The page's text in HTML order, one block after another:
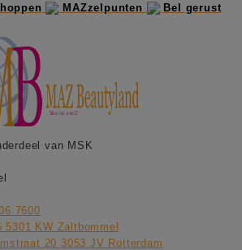
MAZzelpunten
Bel gerust
van MSK
7600
5301 KW Zaltbommel
20 3053 JV Rotterdam